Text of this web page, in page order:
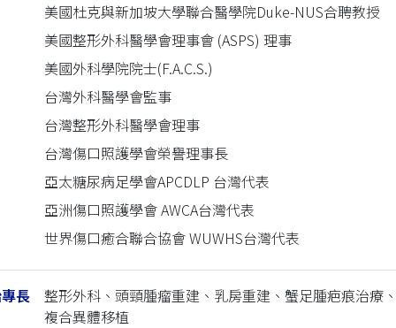
美國杜克與新加坡大學聯合醫學院Duke-NUS合聘教授
美國整形外科醫學會理事會 (ASPS) 理事
美國外科學院院士(F.A.C.S.)
台灣外科醫學會監事
台灣整形外科醫學會理事
台灣傷口照護學會榮譽理事長
亞太糖尿病足學會APCDLP 台灣代表
亞洲傷口照護學會 AWCA台灣代表
世界傷口癒合聯合協會 WUWHS台灣代表
長
整形外科、頭頸腫瘤重建、乳房重建、蟹足腫疤痕治療
複合異體移植